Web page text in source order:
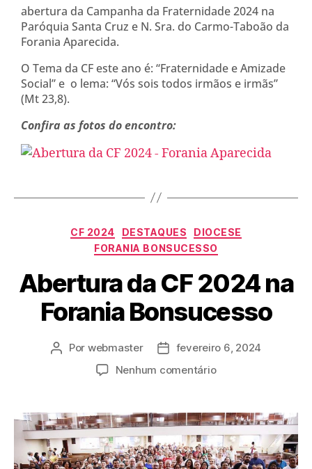
abertura da Campanha da Fraternidade 2024 na
Paróquia Santa Cruz e N. Sra. do Carmo-Taboão da
Forania Aparecida.
O Tema da CF este ano é: “Fraternidade e Amizade
Social” e o lema: “Vós sois todos irmãos e irmãs”
(Mt 23,8).
Confira as fotos do encontro:
CF 2024 DESTAQUES
DIOCESE
FORANIA BONSUCESSO
Abertura da CF 2024 na
Forania Bonsucesso
Por webmaster
fevereiro 6, 2024
Nenhum comentário